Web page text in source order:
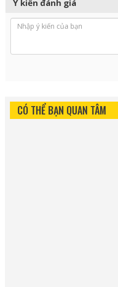
Ý kiến đánh giá
CÓ THỂ BẠN QUAN TÂM